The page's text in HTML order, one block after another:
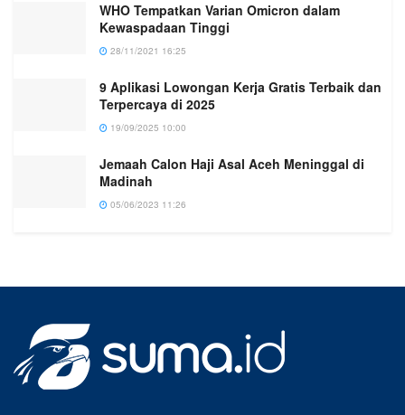
WHO Tempatkan Varian Omicron dalam
Kewaspadaan Tinggi
28/11/2021 16:25
9 Aplikasi Lowongan Kerja Gratis Terbaik dan
Terpercaya di 2025
19/09/2025 10:00
Jemaah Calon Haji Asal Aceh Meninggal di
Madinah
05/06/2023 11:26